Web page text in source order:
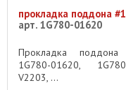
прокладка поддона
арт. 1G780-01620
Прокладка
1G780-01620,
V2203, ...